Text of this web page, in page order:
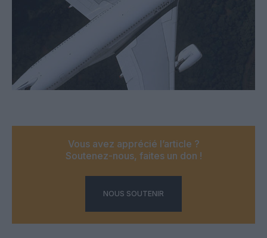
Vous avez apprécié l’article ?
Soutenez-nous, faites un don !
NOUS SOUTENIR